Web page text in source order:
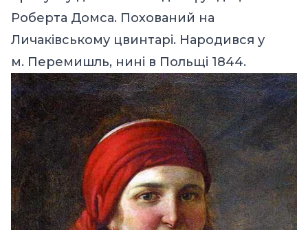
Роберта Домса. Похований на
Личаківському цвинтарі. Народився у
м. Перемишль, нині в Польщі 1844.